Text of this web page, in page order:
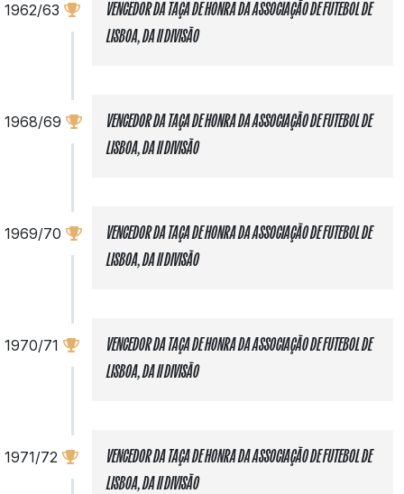
1962/63
VENCEDOR DA TAÇA DE HONRA DA ASSOCIAÇÃO DE FUTEBOL DE
LISBOA, DA II DIVISÃO
1968/69
VENCEDOR DA TAÇA DE HONRA DA ASSOCIAÇÃO DE FUTEBOL DE
LISBOA, DA II DIVISÃO
1969/70
VENCEDOR DA TAÇA DE HONRA DA ASSOCIAÇÃO DE FUTEBOL DE
LISBOA, DA II DIVISÃO
1970/71
VENCEDOR DA TAÇA DE HONRA DA ASSOCIAÇÃO DE FUTEBOL DE
LISBOA, DA II DIVISÃO
1971/72
VENCEDOR DA TAÇA DE HONRA DA ASSOCIAÇÃO DE FUTEBOL DE
LISBOA, DA II DIVISÃO